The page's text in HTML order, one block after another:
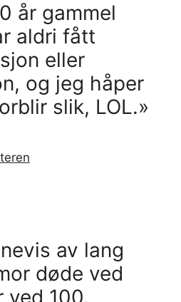
år gammel
aldri fått
eller
og jeg håper
slik, LOL.»
av lang
døde ved
ved 100.